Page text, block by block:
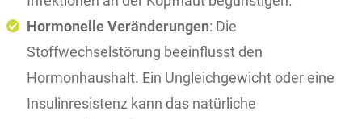
Hormonelle Veränderungen: Die
Stoffwechselstörung beeinflusst den
Hormonhaushalt. Ein Ungleichgewicht oder eine
Insulinresistenz kann das natürliche